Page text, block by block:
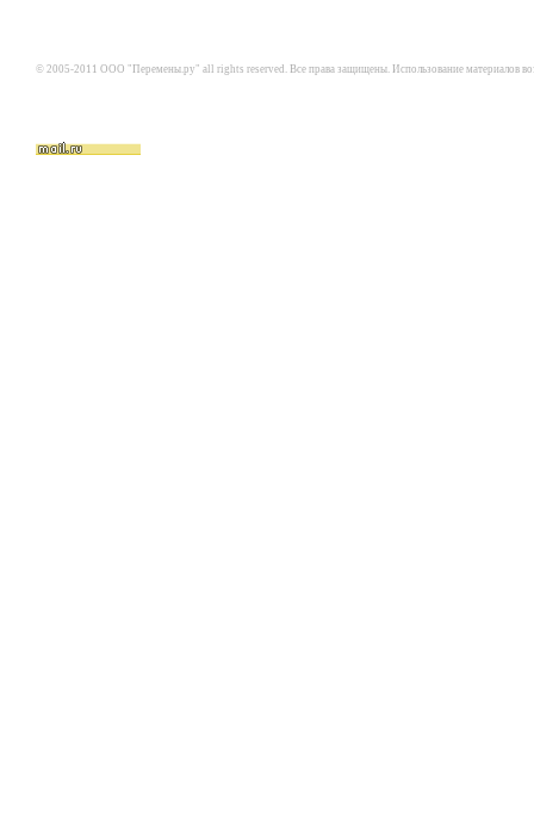
© 2005-2011 ООО "Перемены.ру" all rights reserved. Все права защищены. Использование материалов